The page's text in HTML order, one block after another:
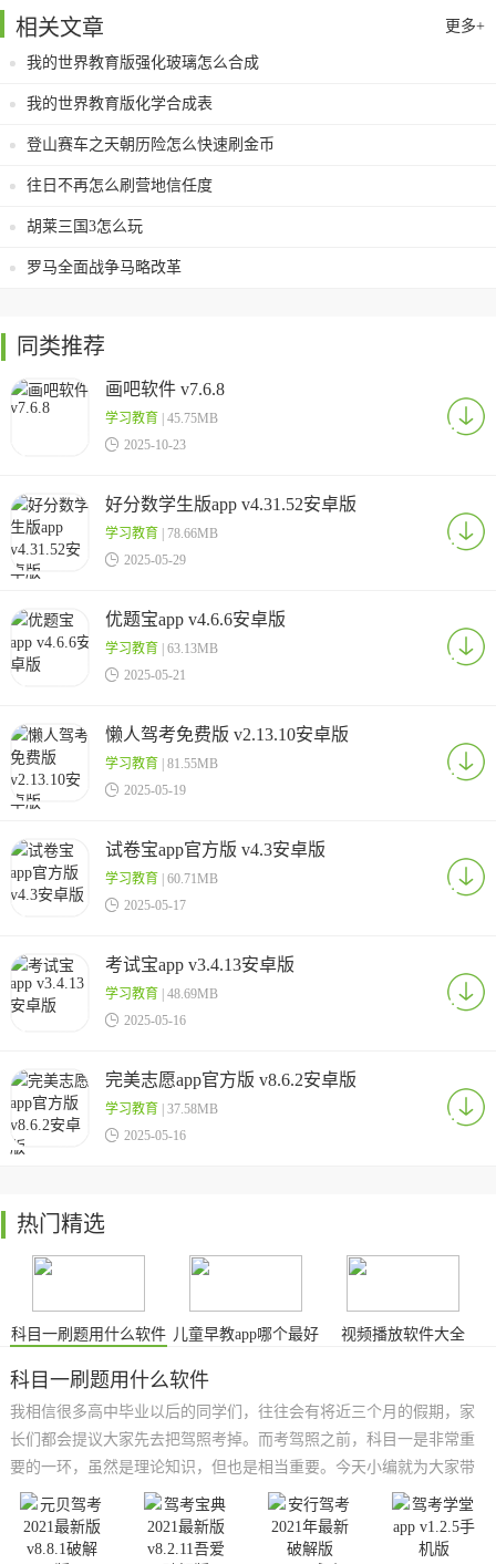
相关文章 更多+
我的世界教育版强化玻璃怎么合成
我的世界教育版化学合成表
登山赛车之天朝历险怎么快速刷金币
往日不再怎么刷营地信任度
胡莱三国3怎么玩
罗马全面战争马略改革
同类推荐
画吧软件 v7.6.8
学习教育 | 45.75MB
 2025-10-23
好分数学生版app v4.31.52安卓版
学习教育 | 78.66MB
 2025-05-29
优题宝app v4.6.6安卓版
学习教育 | 63.13MB
 2025-05-21
懒人驾考免费版 v2.13.10安卓版
学习教育 | 81.55MB
 2025-05-19
试卷宝app官方版 v4.3安卓版
学习教育 | 60.71MB
 2025-05-17
考试宝app v3.4.13安卓版
学习教育 | 48.69MB
 2025-05-16
完美志愿app官方版 v8.6.2安卓版
学习教育 | 37.58MB
 2025-05-16
热门精选
科目一刷题用什么软件 儿童早教app哪个最好
视频播放软件大全
科目一刷题用什么软件
我相信很多高中毕业以后的同学们，往往会有将近三个月的假期，家
长们都会提议大家先去把驾照考掉。而考驾照之前，科目一是非常重
要的一环，虽然是理论知识，但也是相当重要。今天小编就为大家带
来了一些科目一刷题软件，大家在手机上就可以练习，选择自己的地
区以后，开始考试，每次考试都会有分数，大家可以看到自己的错
题，多看几次，考试准没问题！